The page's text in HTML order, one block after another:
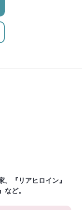
『リアヒロイン』
など。